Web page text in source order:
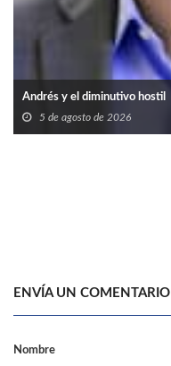
Andrés y el diminutivo hostil
5 de agosto de 2026
ENVÍA UN COMENTARIO
Nombre